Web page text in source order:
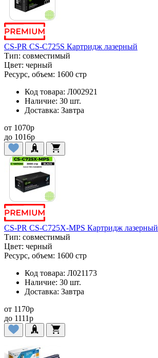
CS-PR CS-C725S Картридж лазерный
Тип: совместимый
Цвет: черный
Ресурс, объем: 1600 стр
Код товара: Л002921
Наличие: 30 шт.
Доставка: Завтра
от 1070p
до 1016p
CS-PR CS-C725X-MPS Картридж лазерный
Тип: совместимый
Цвет: черный
Ресурс, объем: 1600 стр
Код товара: Л021173
Наличие: 30 шт.
Доставка: Завтра
от 1170p
до 1111p